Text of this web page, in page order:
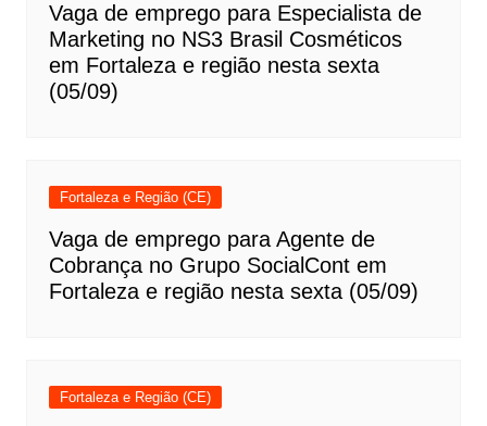
Vaga de emprego para Especialista de
Marketing no NS3 Brasil Cosméticos
em Fortaleza e região nesta sexta
(05/09)
Fortaleza e Região (CE)
Vaga de emprego para Agente de
Cobrança no Grupo SocialCont em
Fortaleza e região nesta sexta (05/09)
Fortaleza e Região (CE)